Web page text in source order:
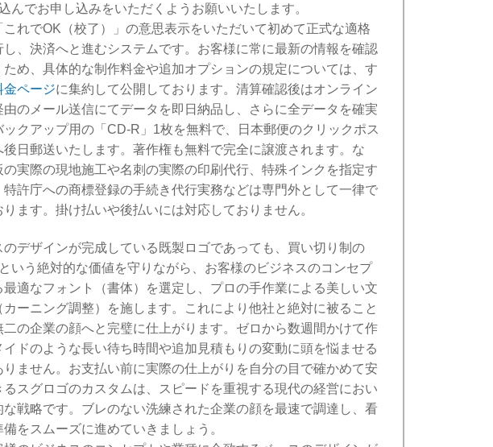
んでお申し込みをいただくようお願いいたします。
これでOK（校了）」の意思表示をいただいて初めて正式な適格
し、決済へと進むシステムです。お客様に常に最新の情報を確認
ため、具体的な制作料金や追加オプションの規定については、す
金ページに集約して公開しております。清算確認後はオンライン
由のメール送信にてデータを即日納品し、さらに全データを確実
ックアップ用の「CD-R」1枚を無料で、日本郵便のクリックポス
後日郵送いたします。著作権も無料で完全に譲渡されます。な
の実際の現地施工や名刺の実際の印刷代行、特殊インクを指定す
特許庁への商標登録の手続き代行実務などは専門外として一律で
ます。掛け払いや後払いには対応しておりません。
のデザインが完成している既製ロゴであっても、買い切り制の
という絶対的な価値を守りながら、お客様のビジネスのコンセプ
最適なフォント（書体）を選定し、プロの手作業による美しい文
ーニング調整）を施します。これにより他社と絶対に被ること
二の企業の顔へと完璧に仕上がります。ゼロから数週間かけて作
イドのような長い待ち時間や追加見積もりの変動に頭を悩ませる
りません。お支払い前に実際の仕上がりを自分の目で確かめて安
るスグロゴのカスタムは、スピードを重視する現代の経営におい
な戦略です。ブレのない洗練された企業の顔を最速で調達し、看
をスムーズに進めていきましょう。